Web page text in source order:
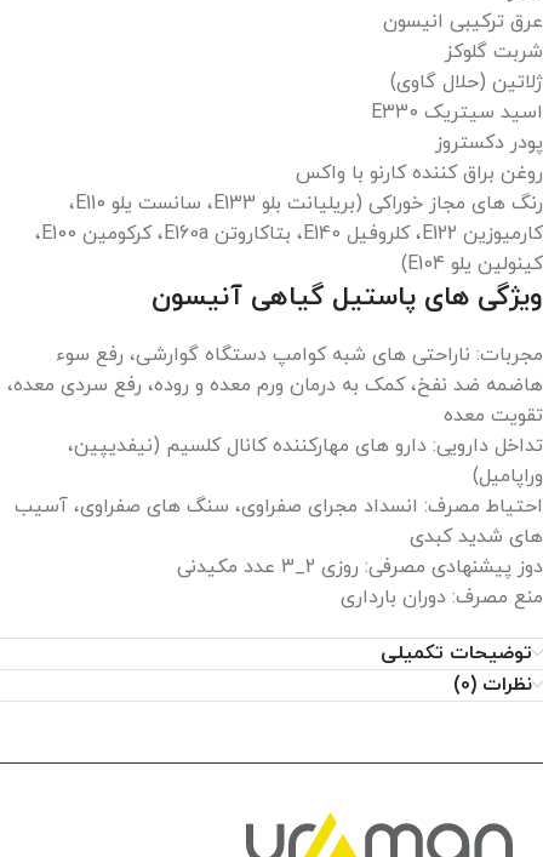
عرق ترکیبی انیسون
شربت گلوكز
ژلاتین (حلال گاوی)
اسید سیتریک E330
پودر دکستروز
روغن براق کننده کارنو با واکس
رنگ های مجاز خوراکی (بريليانت بلو E133، سانست یلو E110،
کارمیوزین E122، کلروفیل E140، بتاکاروتن E160a، کرکومین E100،
کینولين يلو E104)
ویژگی های پاستیل گیاهی آنیسون
مجربات: ناراحتی های شبه کوامپ دستگاه گوارشی، رفع سوء
هاضمه ضد نفخ، کمک به درمان ورم معده و روده، رفع سردی معده،
تقویت معده
تداخل دارویی: دارو های مهارکننده کانال کلسیم (نیفدیپین،
وراپامیل)
احتیاط مصرف: انسداد مجرای صفراوی، سنگ های صفراوی، آسیب
های شدید کبدی
دوز پیشنهادی مصرفی: روزی 2_3 عدد مکیدنی
منع مصرف: دوران بارداری
توضیحات تکمیلی
نظرات (0)